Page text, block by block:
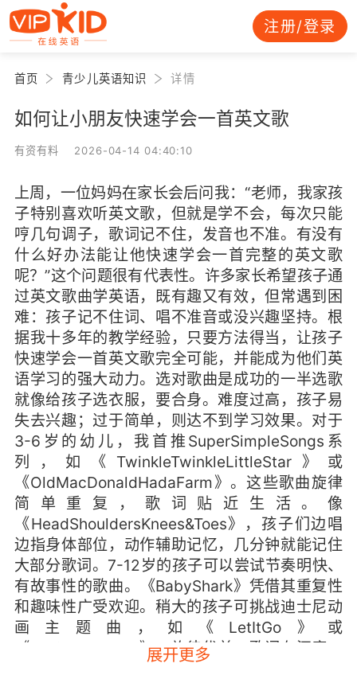
注册/登录
首页 青少儿英语知识 详情
如何让小朋友快速学会一首英文歌
有资有料 2026-04-14 04:40:10
上周，一位妈妈在家长会后问我：“老师，我家孩
子特别喜欢听英文歌，但就是学不会，每次只能
哼几句调子，歌词记不住，发音也不准。有没有
什么好办法能让他快速学会一首完整的英文歌
呢？”这个问题很有代表性。许多家长希望孩子通
过英文歌曲学英语，既有趣又有效，但常遇到困
难：孩子记不住词、唱不准音或没兴趣坚持。根
据我十多年的教学经验，只要方法得当，让孩子
快速学会一首英文歌完全可能，并能成为他们英
语学习的强大动力。选对歌曲是成功的一半选歌
就像给孩子选衣服，要合身。难度过高，孩子易
失去兴趣；过于简单，则达不到学习效果。对于
3-6岁的幼儿，我首推SuperSimpleSongs系
列，如《TwinkleTwinkleLittleStar》或
《OldMacDonaldHadaFarm》。这些歌曲旋律
简单重复，歌词贴近生活。像
《HeadShouldersKnees&Toes》，孩子们边唱
边指身体部位，动作辅助记忆，几分钟就能记住
大部分歌词。7-12岁的孩子可以尝试节奏明快、
有故事性的歌曲。《BabyShark》凭借其重复性
和趣味性广受欢迎。稍大的孩子可挑战迪士尼动
画主题曲，如《LetItGo》或
《You‘reWelcome》，旋律优美，歌词有深度，
能激发学习热情。选歌时有个小技巧：先让孩子
展开更多